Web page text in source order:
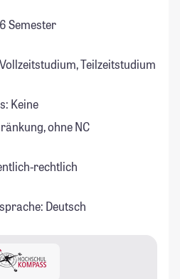
Semester
Teilzeitstudium
Keine
ohne NC
rechtlich
Deutsch